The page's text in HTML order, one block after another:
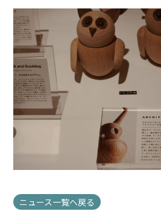
ニュース一覧へ戻る